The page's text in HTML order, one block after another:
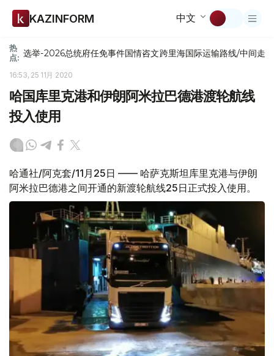
KAZINFORM 中文
热
点: 选举-2026总统府任免事件国情咨文跨里海国际运输路线/中间走廊
16:53, 25 11月 2020
哈国库里克港和伊朗阿米拉巴德港渡轮航线
投入使用
哈通社/阿克套/11月25日 —— 哈萨克斯坦库里克港与伊朗
阿米拉巴德港之间开通的新渡轮航线25日正式投入使用。